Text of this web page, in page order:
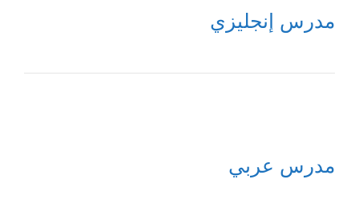
مدرس إنجليزي
مدرس عربي